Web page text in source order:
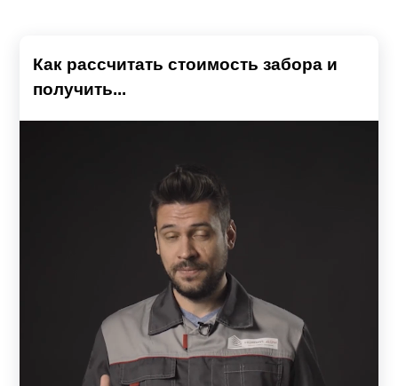
Как рассчитать стоимость забора и
получить...